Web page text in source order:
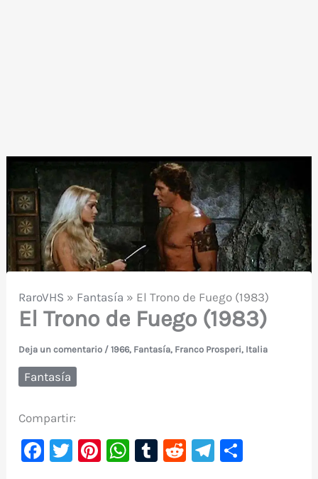
RaroVHS » Fantasía » El Trono de Fuego (1983)
El Trono de Fuego (1983)
Deja un comentario /1966, Fantasía, Franco Prosperi, Italia
Fantasía
Compartir:
F
T
Pi W T
R
Te